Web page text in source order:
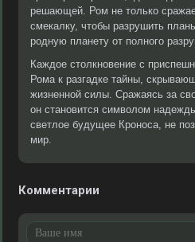
решающей. Ром не только
смекалку, чтобы разрушить
родную планету от полного
Каждое столкновение с
Рома к разгадке тайны,
жизненной силы. Сражаясь за
он становится символом
светлое будущее Кроноса, не
мир.
Комментарии